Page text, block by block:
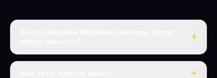
Evet, Girinci Mahallesi dahil tüm Akkışla ve Akkışla